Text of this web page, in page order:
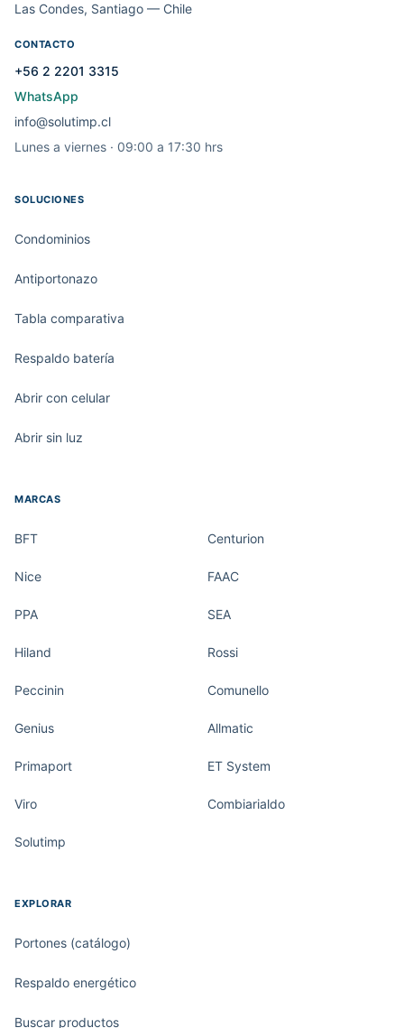
Las Condes, Santiago — Chile
CONTACTO
+56 2 2201 3315
WhatsApp
info@solutimp.cl
Lunes a viernes · 09:00 a 17:30 hrs
SOLUCIONES
Condominios
Antiportonazo
Tabla comparativa
Respaldo batería
Abrir con celular
Abrir sin luz
MARCAS
BFT Centurion
Nice FAAC
PPA SEA
Hiland Rossi
Peccinin Comunello
Genius Allmatic
Primaport ET System
Viro Combiarialdo
Solutimp
EXPLORAR
Portones (catálogo)
Respaldo energético
Buscar productos